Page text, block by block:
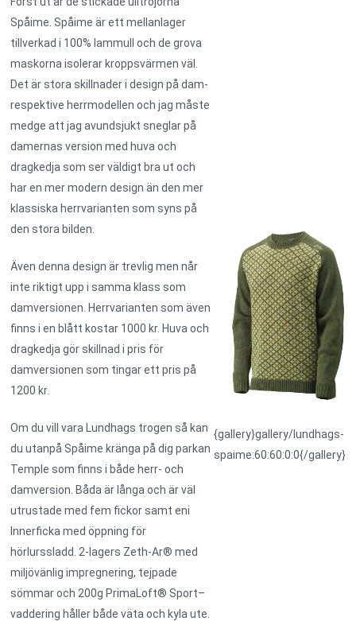
Spåime. Spåime är ett mellanlager
tillverkad i 100% lammull och de grova
maskorna isolerar kroppsvärmen väl.
Det är stora skillnader i design på dam-
respektive herrmodellen och jag måste
medge att jag avundsjukt sneglar på
damernas version med huva och
dragkedja som ser väldigt bra ut och
har en mer modern design än den mer
klassiska herrvarianten som syns på
den stora bilden.
Även denna design är trevlig men når
inte riktigt upp i samma klass som
damversionen. Herrvarianten som även
finns i en blått kostar 1000 kr. Huva och
dragkedja gör skillnad i pris för
damversionen som tingar ett pris på
1200 kr.
Om du vill vara Lundhags trogen så kan
du utanpå Spåime kränga på dig parkan
Temple som finns i både herr- och
damversion. Båda är långa och är väl
utrustade med fem fickor samt eni
Innerficka med öppning för
hörlurssladd. 2-lagers Zeth-Ar® med
miljövänlig impregnering, tejpade
sömmar och 200g PrimaLoft® Sport–
vaddering håller både väta och kyla ute.
{gallery}gallery/lundhags-
spaime:60:60:0:0{/gallery}